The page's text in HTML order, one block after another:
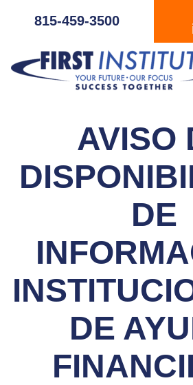
815-459-3500
AVISO
DE
DE